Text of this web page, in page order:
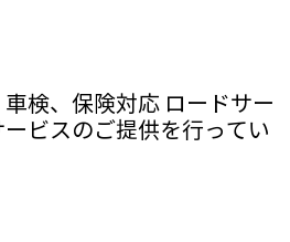
検、保険対応 ロードサー
ビスのご提供を行ってい